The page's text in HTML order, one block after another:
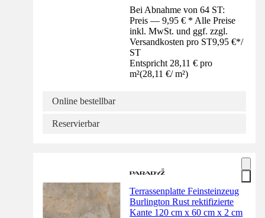
Bei Abnahme von 64 ST:
Preis — 9,95 € * Alle Preise
inkl. MwSt. und ggf. zzgl.
Versandkosten pro ST9,95 €*/
ST
Entspricht 28,11 € pro
m²(28,11 €/ m²)
Online bestellbar
Reservierbar
Terrassenplatte Feinsteinzeug
Burlington Rust rektifizierte
Kante 120 cm x 60 cm x 2 cm